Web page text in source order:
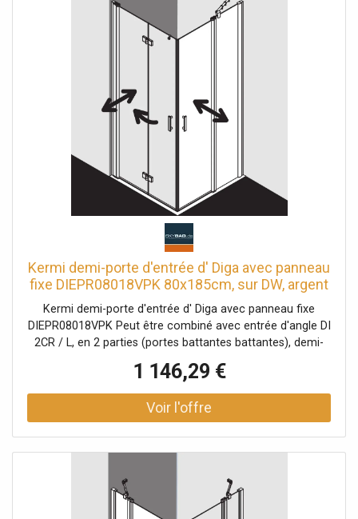
champs fixes Vitrage avec verre de sécurité trempé de 6
mm selon EN 12150 en option avec revêtement facile
d'entretien Profilés en aluminium anodisé Poignées en
magnétiques continues et profils d'étanchéité bande
d'étanchéité horizontale avec effet de rebond de l'eau
avec seuil (hauteur 6 mm) ou peut être installé sans seuil
étanchéité absolue ne peut pas être obtenue avec PEGA
avec matériel de fixation un crochet porte-serviettes
transparent testé selon DIN EN 14428 (CE) et PPP 53005
(TÜV / GS)
Kermi demi-porte d'entrée d' Diga avec panneau
fixe DIEPR08018VPK 80x185cm, sur DW, argent
brillant, verre de sécurité trempé clair, droite
Kermi demi-porte d'entrée d' Diga avec panneau fixe
DIEPR08018VPK Peut être combiné avec entrée d'angle DI
2CR / L, en 2 parties (portes battantes battantes), demi-
partie / entrée d'angle DI F2R / L, 2 parties (porte pliante
battante avec panneau fixe), demi-partie partiellement
encadrée avec deux ailes en verre - ouverture vers
l'intérieur et vers l'extérieur et deux champs fixes avec
mural 20 mm Profils de porte avec mécanisme de levage-
abaissement bandes magnétiques continues et profils
d'étanchéité bande d'étanchéité horizontale en forme de
1 146,29 €